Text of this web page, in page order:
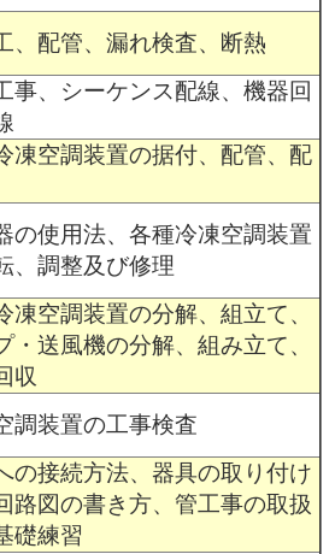
、配管、漏れ検査、断熱
事、シーケンス配線、機器回
凍空調装置の据付、配管、配
の使用法、各種冷凍空調装置
、調整及び修理
凍空調装置の分解、組立て、
・送風機の分解、組み立て、
収
調装置の工事検査
の接続方法、器具の取り付け
路図の書き方、管工事の取扱
礎練習